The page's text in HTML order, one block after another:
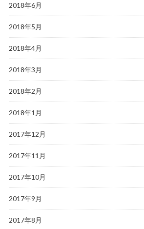
2018年6月
2018年5月
2018年4月
2018年3月
2018年2月
2018年1月
2017年12月
2017年11月
2017年10月
2017年9月
2017年8月